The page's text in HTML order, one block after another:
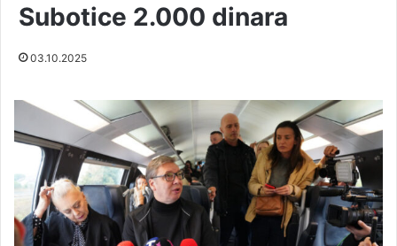
Subotice 2.000 dinara
03.10.2025